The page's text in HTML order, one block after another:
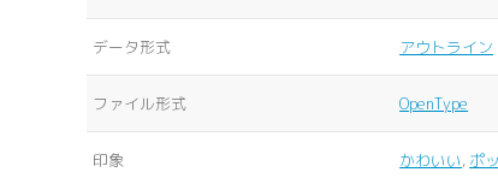
データ形式 アウトライン
ファイル形式 OpenType
印象 かわいい, ポ